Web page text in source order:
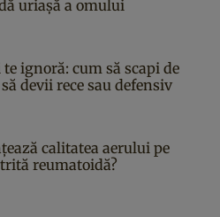
uriașă a omului
ignoră: cum să scapi de
devii rece sau defensiv
calitatea aerului pe
reumatoidă?